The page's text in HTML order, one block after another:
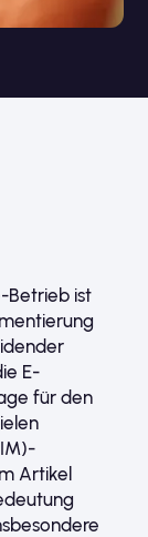
Betrieb ist
E-
für den
Artikel